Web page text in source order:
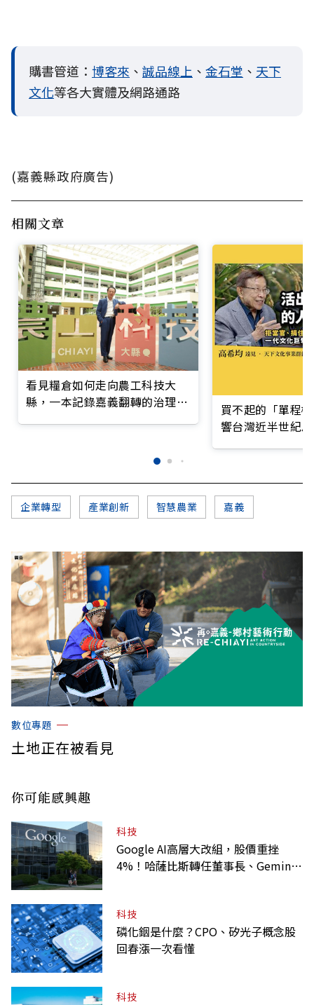
購書管道： 博客來 、 誠品線上 、 金石堂 、 天下
文化等各大實體及網路通路
(嘉義縣政府廣告)
相關文章
看見糧倉如何走向農工科技大
縣，一本記錄嘉義翻轉的治理實
買不起的「單程
響台灣近半世紀
企業轉型 產業創新 智慧農業 嘉義
數位專題
土地正在被看見
你可能感興趣
科技
Google AI高層大改組，股價重挫
4%！哈薩比斯轉任董事長、Gemini
科技
磷化銦是什麼？CPO、矽光子概念股
回春漲一次看懂
科技